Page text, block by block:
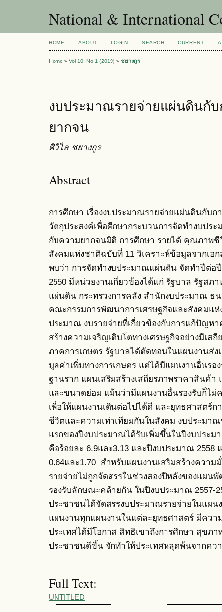
National & International
HOME ABOUT LOGIN SEARCH CURRENT
Home > Vol 10, No 1 (2019) > ชยางกูร
งบประมาณรายจ่ายแผ่นดินกั
ยากจน
ศิวิไล ชยางกูร
Abstract
การศึกษา เรื่องงบประมาณรายจ่ายแผ่นดินกับ
วัตถุประสงค์เพื่อศึกษากระบวนการจัดทำงบปร
กับความยากจนมิติ การศึกษา รายได้ คุณภาพ
สังคมแห่งชาติฉบับที่ 11 วิเคราะห์ข้อมูลจากเอ
พบว่า การจัดทำงบประมาณแผ่นดิน จัดทำปีต่อ
2550 มีหน่วยงานเกี่ยวข้องได้แก่ รัฐบาล รัฐสภ
แผ่นดิน กระทรวงการคลัง สำนักงบประมาณ ธ
คณะกรรมการพัฒนาการเศรษฐกิจและสังคมแ
ประมาณ งบรายจ่ายที่เกี่ยวข้องกับการแก้ปัญห
สร้างความเจริญเติบโตทางเศรษฐกิจอย่างมีเส
ภาคการเกษตร รัฐบาลได้ตัดทอนในแผนงานส่ง
มูลค่าเพิ่มทางการเกษตร แต่ได้มีแผนงานอื่นร
ฐานราก แผนเสริมสร้างเสถียรภาพราคาสินค้า
และขนาดย่อม แม้นว่ามีแผนงานอื่นรองรับก็ไม่
เพื่อให้แผนงานเดินต่อไปได้ดี และยุทธศาสตร์
ชีวิตและความเท่าเทียมกันในสังคม งบประมา
แรกของปีงบประมาณได้รับเพิ่มขึ้นในปีงบประม
คือร้อยละ 6.9และ3.13 และปีงบประมาณ 2558
0.64และ1.70 สำหรับแผนงานเสริมสร้างควา
รายจ่ายไม่ถูกจัดสรรในช่วงสองปีหลังของแผ
รองรับลักษณะคล้ายกัน ในปีงบประมาณ 2557-
ประชาชนได้จัดสรรงบประมาณรายจ่ายในแผ
แผนงานทุกแผนงานในแต่ละยุทธศาสตร์ มีคว
ประเทศได้มีโอกาส สิทธิเขาถึงการศึกษา สุขภ
ประชาชนดีขึ้น จักทำให้ประเทศหลุดพ้นจากคว
Full Text:
UNTITLED